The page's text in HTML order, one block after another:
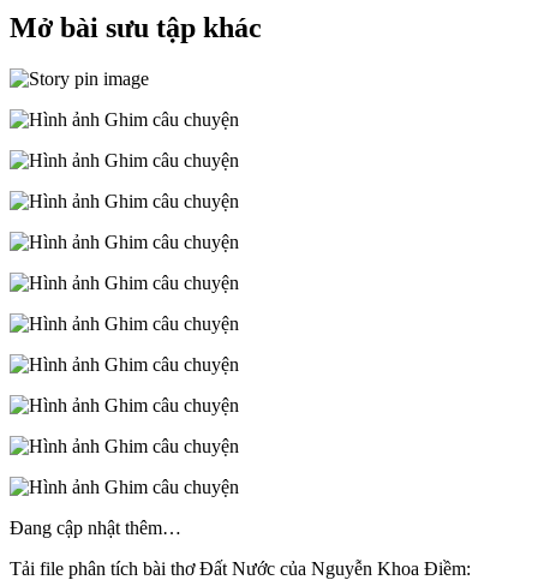
Mở bài sưu tập khác
Đang cập nhật thêm…
Tải file phân tích bài thơ Đất Nước của Nguyễn Khoa Điềm: